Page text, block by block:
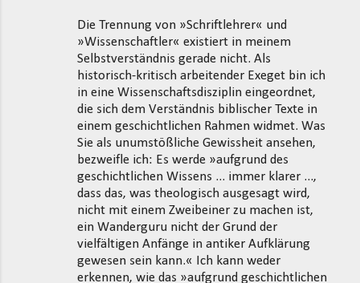
Die Trennung von »Schriftlehrer« und
»Wissenschaftler« existiert in meinem
Selbstverständnis gerade nicht. Als
historisch-kritisch arbeitender Exeget bin ich
in eine Wissenschaftsdisziplin eingeordnet,
die sich dem Verständnis biblischer Texte in
einem geschichtlichen Rahmen widmet. Was
Sie als unumstößliche Gewissheit ansehen,
bezweifle ich: Es werde »aufgrund des
geschichtlichen Wissens ... immer klarer ...,
dass das, was theologisch ausgesagt wird,
nicht mit einem Zweibeiner zu machen ist,
ein Wanderguru nicht der Grund der
vielfältigen Anfänge in antiker Aufklärung
gewesen sein kann.« Ich kann weder
erkennen, wie das »aufgrund geschichtlichen